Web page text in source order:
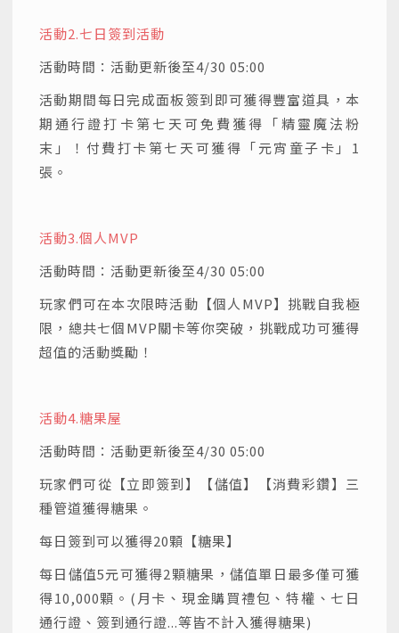
活動2.七日簽到活動
活動時間：活動更新後至4/30 05:00
活動期間每日完成面板簽到即可獲得豐富道具，本
期通行證打卡第七天可免費獲得「精靈魔法粉
末」！付費打卡第七天可獲得「元宵童子卡」1
張。
活動3.個人MVP
活動時間：活動更新後至4/30 05:00
玩家們可在本次限時活動【個人MVP】挑戰自我極
限，總共七個MVP關卡等你突破，挑戰成功可獲得
超值的活動獎勵！
活動4.糖果屋
活動時間：活動更新後至4/30 05:00
玩家們可從【立即簽到】【儲值】【消費彩鑽】三
種管道獲得糖果。
每日簽到可以獲得20顆【糖果】
每日儲值5元可獲得2顆糖果，儲值單日最多僅可獲
得10,000顆。(月卡、現金購買禮包、特權、七日
通行證、簽到通行證...等皆不計入獲得糖果)